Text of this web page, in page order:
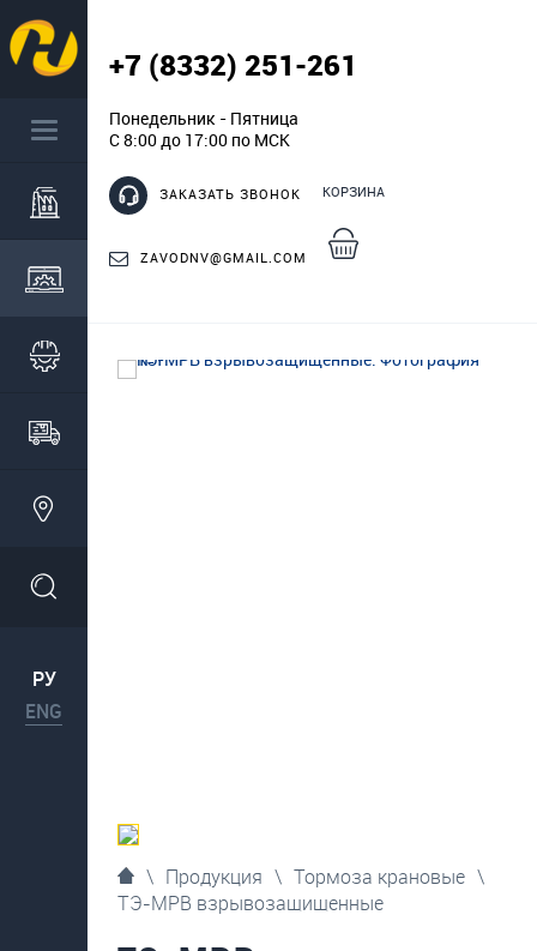
РУ
ENG
+7 (8332) 251-261
Понедельник - Пятница
С 8:00 до 17:00 по МСК
ЗАКАЗАТЬ ЗВОНОК
ZAVODNV@GMAIL.COM
КОРЗИНА
\ Продукция \ Тормоза крановые \
ТЭ-МРВ взрывозащищенные